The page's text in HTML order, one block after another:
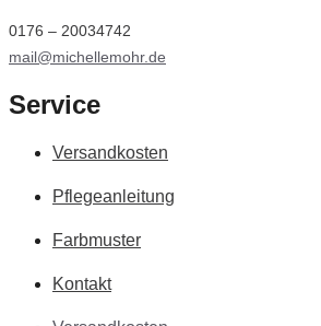
0176 – 20034742
mail@michellemohr.de
Service
Versandkosten
Pflegeanleitung
Farbmuster
Kontakt